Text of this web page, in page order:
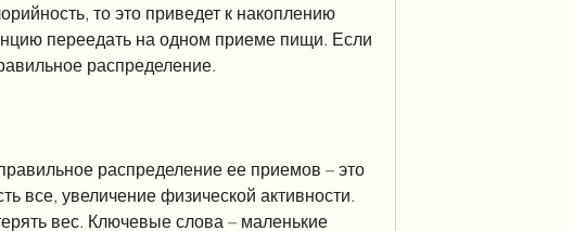
то это приведет к накоплению
переедать на одном приеме пищи. Если
распределение.
распределение ее приемов – это
все, увеличение физической активности.
вес. Ключевые слова – маленькие